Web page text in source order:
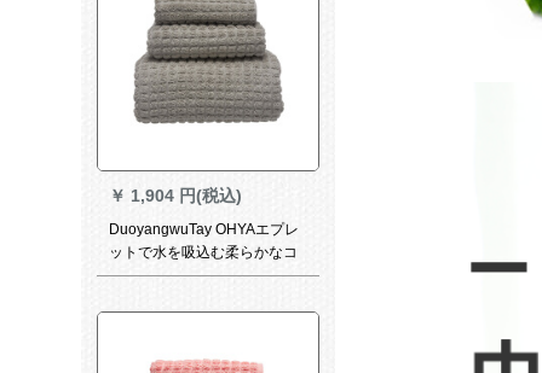
￥ 1,904 円(税込)
DuoyangwuTay OHYAエプレ
ットで水を吸込む柔らかなコ
—トの柔らかな吸水タオルの